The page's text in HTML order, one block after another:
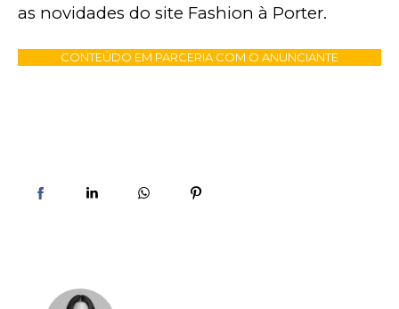
as novidades do site Fashion à Porter.
CONTEÚDO EM PARCERIA COM O ANUNCIANTE